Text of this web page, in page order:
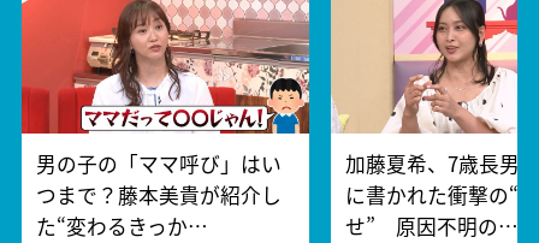
男の子の「ママ呼び」はい
つまで？藤本美貴が紹介し
た“変わるきっか…
加藤夏希、7歳長男
に書かれた衝撃の“
せ” 原因不明の…